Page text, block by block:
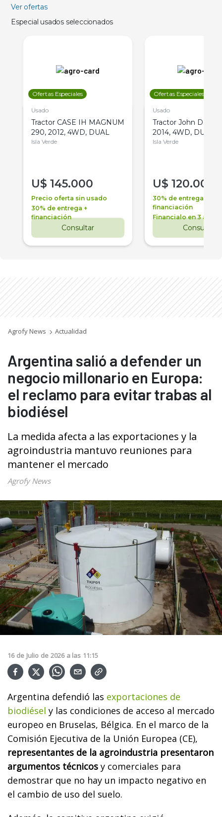
Ver ofertas
Especial usados seleccionados
Ofertas Especiales
Usado
Tractor CASE IH MAGNUM
290, 2012, 4WD, DUAL
Isla Verde
U$ 145.000
Precio oferta sin usado
30% de entrega +
financiación
Consultar
Ofertas Especiales
Usado
Tractor John Deere
2014, 4WD, DUAL
Isla Verde
U$ 120.000
30% de entrega +
financiación
Financialo en 3 años
Consultar
Agrofy News Actualidad
Argentina salió a defender un
negocio millonario en Europa:
el reclamo para evitar trabas al
biodiésel
La medida afecta a las exportaciones y la
agroindustria mantuvo reuniones para
mantener el mercado
Agrofy News
16 de Julio de 2026 a las 11:15
Argentina defendió las exportaciones de
biodiésel y las condiciones de acceso al mercado
europeo en Bruselas, Bélgica. En el marco de la
Comisión Ejecutiva de la Unión Europea (CE),
representantes de la agroindustria presentaron
argumentos técnicos y comerciales para
demostrar que no hay un impacto negativo en
el cambio de uso del suelo.